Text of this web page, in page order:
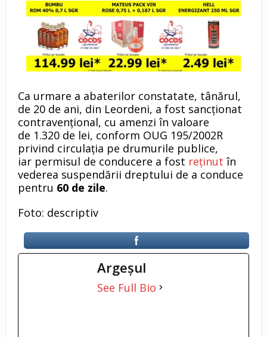
Ca urmare a abaterilor constatate, tânărul,
de 20 de ani, din Leordeni, a fost sancționat
contravențional, cu amenzi în valoare
de 1.320 de lei, conform OUG 195/2002R
privind circulația pe drumurile publice,
iar permisul de conducere a fost reținut în
vederea suspendării dreptului de a conduce
pentru 60 de zile.
Foto: descriptiv
Argeşul
See Full Bio